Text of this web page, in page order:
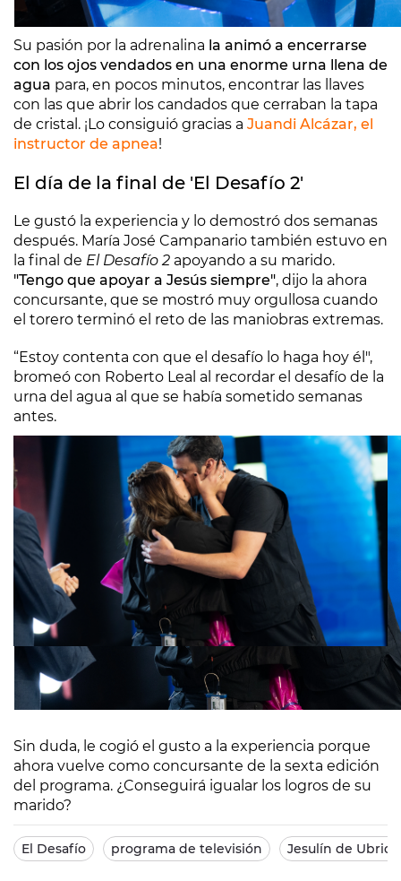
Su pasión por la adrenalina la animó a encerrarse
con los ojos vendados en una enorme urna llena de
agua para, en pocos minutos, encontrar las llaves
con las que abrir los candados que cerraban la tapa
de cristal. ¡Lo consiguió gracias a Juandi Alcázar, el
instructor de apnea!
El día de la final de 'El Desafío 2'
Le gustó la experiencia y lo demostró dos semanas
después. María José Campanario también estuvo en
la final de El Desafío 2 apoyando a su marido.
"Tengo que apoyar a Jesús siempre", dijo la ahora
concursante, que se mostró muy orgullosa cuando
el torero terminó el reto de las maniobras extremas.
“Estoy contenta con que el desafío lo haga hoy él",
bromeó con Roberto Leal al recordar el desafío de la
urna del agua al que se había sometido semanas
antes.
Sin duda, le cogió el gusto a la experiencia porque
ahora vuelve como concursante de la sexta edición
del programa. ¿Conseguirá igualar los logros de su
marido?
El Desafío programa de televisión Jesulín de